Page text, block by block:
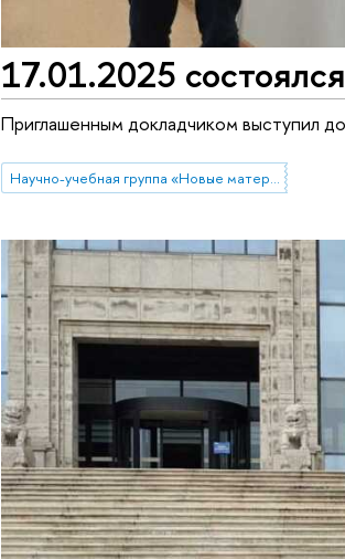
17.01.2025
Приглашенным докладчиком выступил
Научно-учебная группа «Новые материалы для солнечной энергетики»